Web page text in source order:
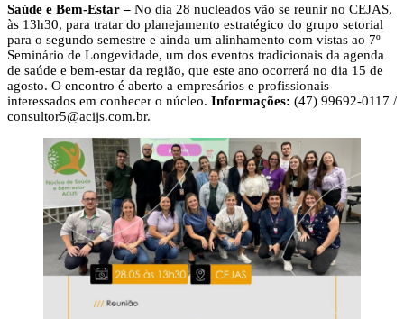
Saúde e Bem-Estar – No dia 28 nucleados vão se reunir no CEJAS,
às 13h30, para tratar do planejamento estratégico do grupo setorial
para o segundo semestre e ainda um alinhamento com vistas ao 7º
Seminário de Longevidade, um dos eventos tradicionais da agenda
de saúde e bem-estar da região, que este ano ocorrerá no dia 15 de
agosto. O encontro é aberto a empresários e profissionais
interessados em conhecer o núcleo. Informações: (47) 99692-0117 /
consultor5@acijs.com.br.